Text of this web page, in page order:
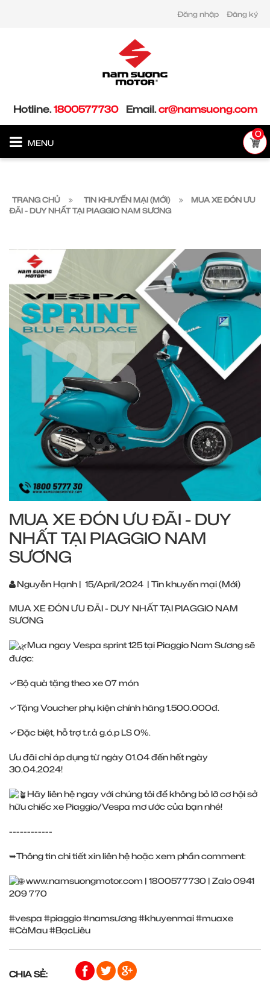
Đăng nhập Đăng ký
Hotline.1800577730 Email.cr@namsuong.com
MENU
0
TRANG CHỦ TIN KHUYẾN MẠI (MỚI)
MUA XE ĐÓN ƯU
ĐÃI - DUY NHẤT TẠI PIAGGIO NAM SƯƠNG
MUA XE ĐÓN ƯU ĐÃI - DUY
NHẤT TẠI PIAGGIO NAM
SƯƠNG
Nguyễn Hạnh | 15/April/2024 | Tin khuyến mại (Mới)
MUA XE ĐÓN ƯU ĐÃI - DUY NHẤT TẠI PIAGGIO NAM
SƯƠNG
Mua ngay Vespa sprint 125 tại Piaggio Nam Sương sẽ
được:
✓Bộ quà tặng theo xe 07 món
✓Tặng Voucher phụ kiện chính hãng 1.500.000đ.
✓Đặc biệt, hỗ trợ t.r.ả g.ó.p LS 0%.
Ưu đãi chỉ áp dụng từ ngày 01.04 đến hết ngày
30.04.2024!
Hãy liên hệ ngay với chúng tôi để không bỏ lỡ cơ hội sở
hữu chiếc xe Piaggio/Vespa mơ ước của bạn nhé!
------------
➥Thông tin chi tiết xin liên hệ hoặc xem phần comment:
www.namsuongmotor.com | 1800577730 | Zalo 0941
209 770
#vespa #piaggio#namsương#khuyenmai#muaxe
#CàMau#BạcLiêu
CHIA SẺ: